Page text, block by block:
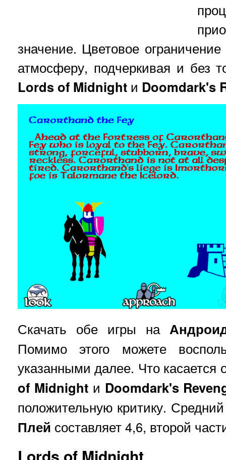
значение. Цветовое
атмосферу, подчеркивая и без
Lords of Midnight и Doomdark's
Скачать обе игры на
Помимо этого можете
указанными далее. Что касается
of Midnightи Doomdark's
положительную критику.
Плей составляет 4,6, второй